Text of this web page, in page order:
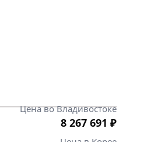
Цена во Владивостоке
8 267 691 ₽